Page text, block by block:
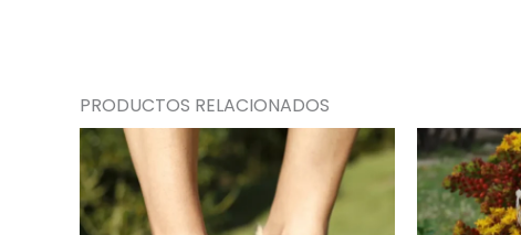
PRODUCTOS RELACIONADOS
Rango
de
precios:
desde
138,00 €
Este
producto
tiene
múltiples